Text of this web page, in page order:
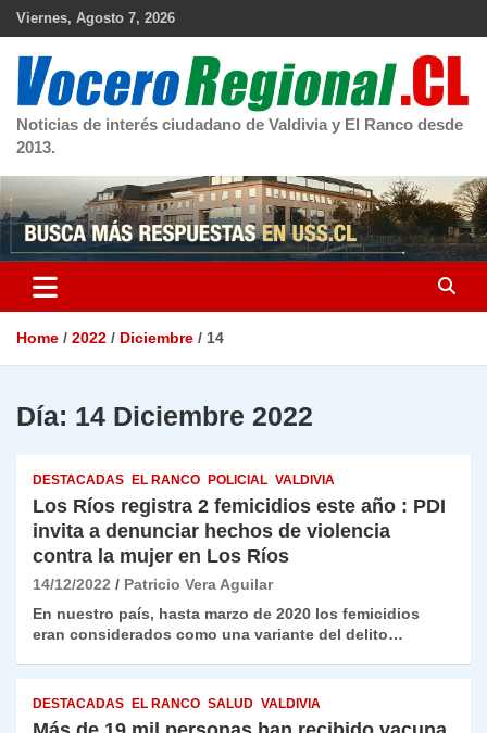
Skip
Viernes, Agosto 7, 2026
Noticias de interés ciudadano de Valdivia y El Ranco desde
2013.
Home 2022 Diciembre 14
Día: 14 Diciembre 2022
DESTACADAS EL RANCO POLICIAL VALDIVIA
Los Ríos registra 2 femicidios este año : PDI
invita a denunciar hechos de violencia
contra la mujer en Los Ríos
14/12/2022
Patricio Vera Aguilar
En nuestro país, hasta marzo de 2020 los femicidios
eran considerados como una variante del delito…
DESTACADAS EL RANCO SALUD VALDIVIA